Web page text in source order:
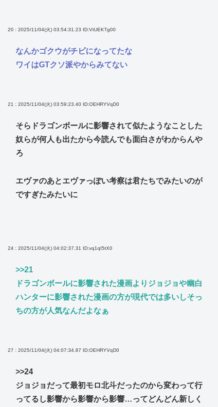
20 : 2025/11/04(火) 03:54:31.23 ID:VtUEKTg00
なんかゴクウがチビになってたな
ワイはGTクソ派やからみてない
21 : 2025/11/04(火) 03:59:23.40 ID:OEHRYVqD0
そらドラゴンボールに影響されて似たようなことした
奴らが何人も出たから今読んでも面白さがわからんや
ろ
エヴァのあとエヴァっぽい考察は君たちでみたいのが
ですぎたみたいに
24 : 2025/11/04(火) 04:02:37.31 ID:vq1qI5tX0
>>21
ドラゴンボールに影響された漫画よりジョジョや幽白
ハンターに影響された漫画の方が現代では多いしそっ
ちの方が人気なんだよなぁ
27 : 2025/11/04(火) 04:07:34.87 ID:OEHRYVqD0
>>24
ジョジョだって最初モロ北斗だったのから変わって行
ってるし影響から影響から影響…ってどんどん新しく